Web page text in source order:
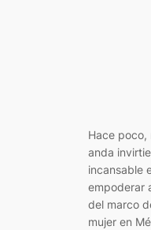
Hace poco,
anda
incansable
empoderar
del marco
mujer en